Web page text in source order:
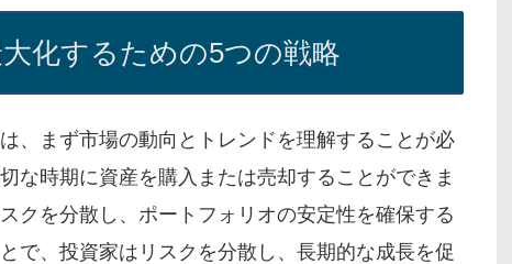
化するための5つの戦略
、まず市場の動向とトレンドを理解することが必
な時期に資産を購入または売却することができま
クを分散し、ポートフォリオの安定性を確保する
で、投資家はリスクを分散し、長期的な成長を促